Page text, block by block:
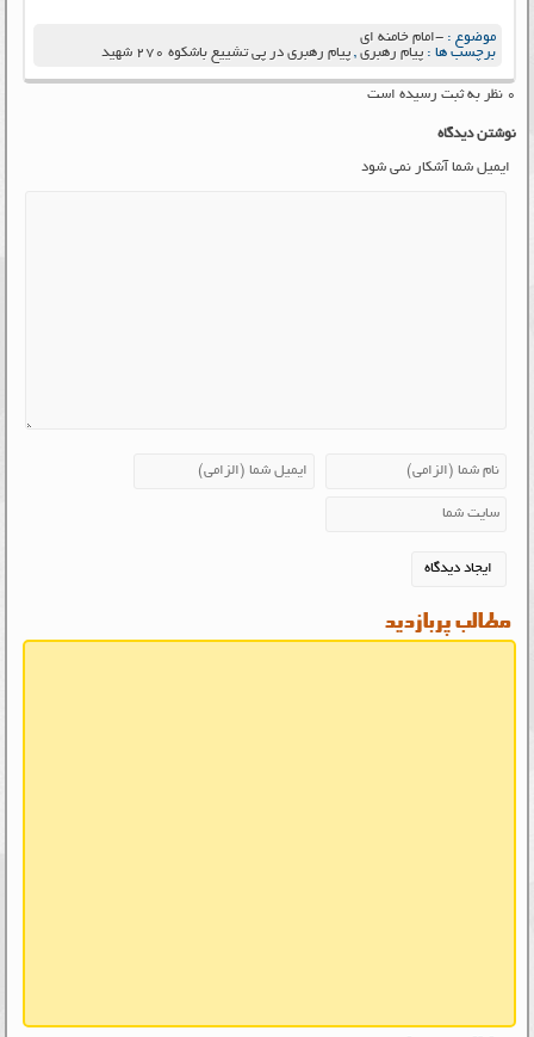
موضوع :-امام خامنه ای
برچسب ها :پیام رهبری ,پیام رهبری در پی تشییع باشکوه 270 شهید
۰ نظر به ثبت رسیده است
نوشتن دیدگاه
ایمیل شما آشکار نمی شود
مطالب پربازدید